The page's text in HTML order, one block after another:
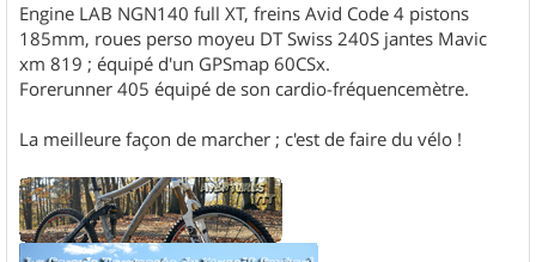
Engine LAB NGN140 full XT, freins Avid Code 4 pistons
185mm, roues perso moyeu DT Swiss 240S jantes Mavic
xm 819 ; équipé d'un GPSmap 60CSx.
Forerunner 405 équipé de son cardio-fréquencemètre.
La meilleure façon de marcher ; c'est de faire du vélo !